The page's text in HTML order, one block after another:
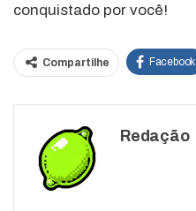
conquistado por você!
Compartilhe Facebook
Redação